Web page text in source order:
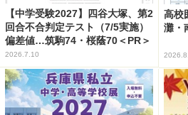
【中学受験2027】四谷大塚、第2
回合不合判定テスト（7/5実施）
偏差値…筑駒74・桜蔭70＜PR＞
2026.7.10
高校
灘・